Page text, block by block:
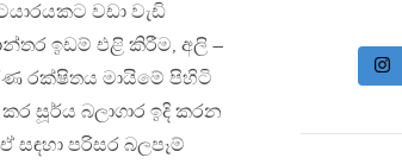
වඩා වැඩි
ඉඩම් එළි කිරීම, අලි –
රක්ෂිතය මායිමේ පිහිටි
සූර්ය බලාගාර ඉදි කරන
පරිසර බලපෑම්